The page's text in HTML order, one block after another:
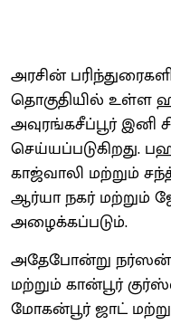
அரசின்
தொகுதியில் உள்ள
அவுரங்கசீப்பூர் இனி
செய்யப்படுகிறது.
காஜ்வாலி மற்றும்
ஆர்யா நகர் மற்றும்
அழைக்கப்படும்.
அதேபோன்று நர்ஸன்
மற்றும் கான்பூர்
மோகன்பூர் ஜாட்